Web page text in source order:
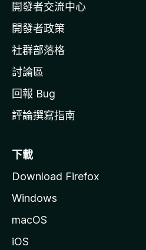
官
網
開發者交流中心
開發者政策
社群部落格
討論區
回報 Bug
評論撰寫指南
下載
Download Firefox
Windows
macOS
iOS